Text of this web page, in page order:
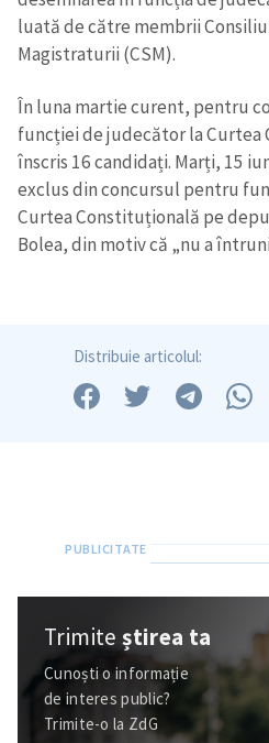
Trimite o informație
in English
luată de către membrii
Magistraturii (CSM).
În luna martie curent, pentru
funcției de judecător la Curtea
înscris 16 candidați. Marți, 15
exclus din concursul pentru
Curtea Constituțională pe
Bolea, din motiv că „nu a
Distribuie articolul:
Trimiteștirea ta
Cunoști o informație
de interes public?
Trimite-o la ZdG